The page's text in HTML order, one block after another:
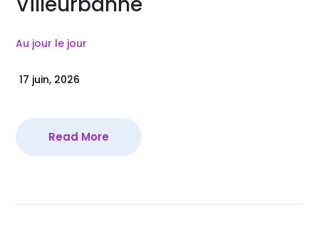
Au jour le jour
17 juin, 2026
Read More